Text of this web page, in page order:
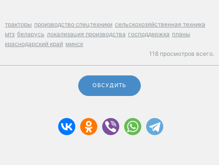
тракторы производство спецтехники сельскохозяйственная техника
мтз беларусь локализация производства господдержка планы
краснодарский край минск
118 просмотров всего.
ОБСУДИТЬ